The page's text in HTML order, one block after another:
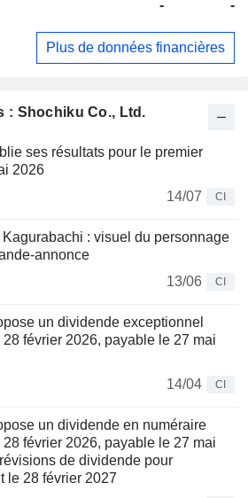
: Shochiku Co., Ltd.
ses résultats pour le premier
2026
14/07
CI
: visuel du personnage
annonce
13/06
CI
un dividende exceptionnel
février 2026, payable le 27 mai
14/04
CI
un dividende en numéraire
février 2026, payable le 27 mai
de dividende pour
le 28 février 2027
- -
Plus de données financières